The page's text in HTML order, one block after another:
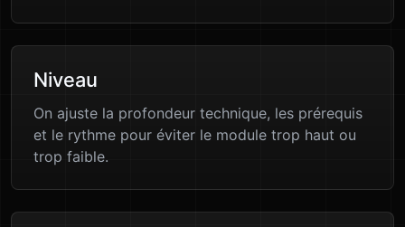
Niveau
On ajuste la profondeur technique, les prérequis
et le rythme pour éviter le module trop haut ou
trop faible.